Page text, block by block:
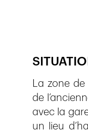
La zone
de
avec la
un lieu